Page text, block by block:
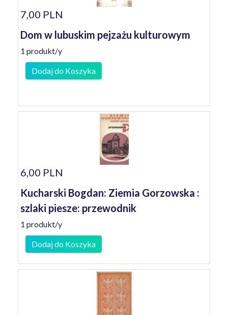
7,00 PLN
Dom w lubuskim pejzażu kulturowym
1 produkt/y
Dodaj do Koszyka
6,00 PLN
Kucharski Bogdan: Ziemia Gorzowska :
szlaki piesze: przewodnik
1 produkt/y
Dodaj do Koszyka